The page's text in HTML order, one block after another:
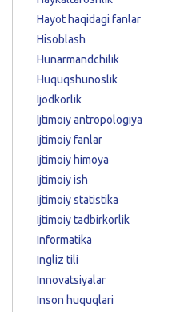
Hayot haqidagi fanlar
Hisoblash
Hunarmandchilik
Huquqshunoslik
Ijodkorlik
Ijtimoiy antropologiya
Ijtimoiy fanlar
Ijtimoiy himoya
Ijtimoiy ish
Ijtimoiy statistika
Ijtimoiy tadbirkorlik
Informatika
Ingliz tili
Innovatsiyalar
Inson huquqlari